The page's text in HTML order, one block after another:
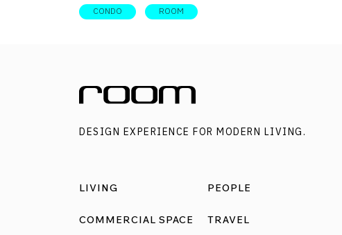
ตะลึงจนร้องว้าว!แน่นอน
CONDO ROOM
DESIGN EXPERIENCE FOR MODERN LIVING.
LIVING
COMMERCIAL SPACE
PEOPLE
TRAVEL